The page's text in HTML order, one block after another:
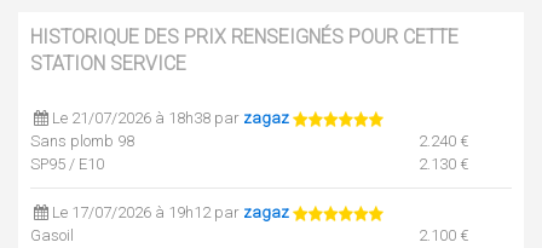
HISTORIQUE DES PRIX RENSEIGNÉS POUR CETTE
STATION SERVICE
Le 21/07/2026 à 18h38 par zagaz
Sans plomb 98
2.240 €
SP95 / E10
2.130 €
Le 17/07/2026 à 19h12 par zagaz
Gasoil
2.100 €